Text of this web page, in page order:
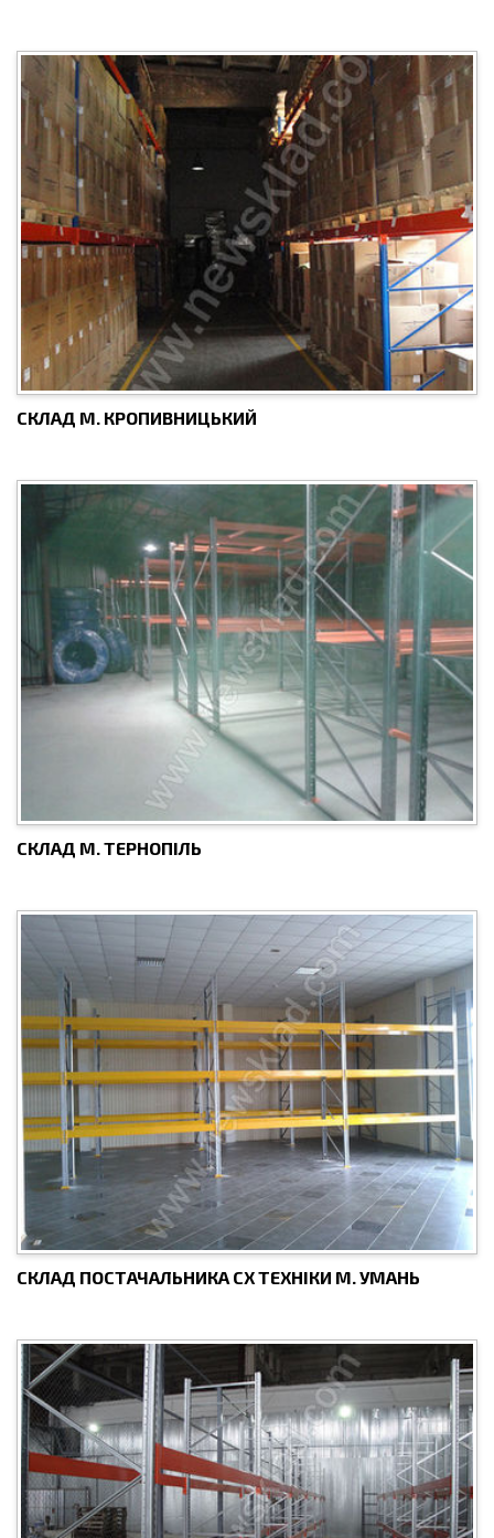
СКЛАД М. КРОПИВНИЦЬКИЙ
СКЛАД М. ТЕРНОПІЛЬ
СКЛАД ПОСТАЧАЛЬНИКА СХ ТЕХНІКИ М. УМАНЬ